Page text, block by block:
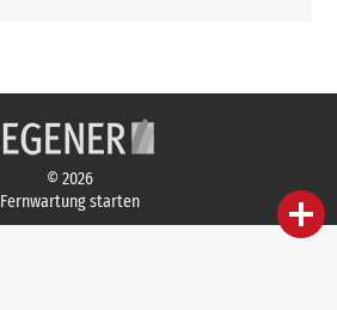
© 2026
Fernwartung starten
person IHR FACHBERATER